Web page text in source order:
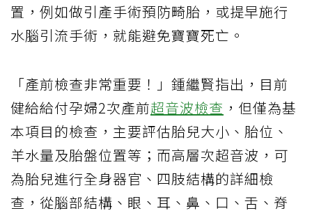
置，例如做引產手術預防畸胎，或提早施行
水腦引流手術，就能避免寶寶死亡。
「產前檢查非常重要！」鍾繼賢指出，目前
健給給付孕婦2次產前超音波檢查 ，但僅為基
本項目的檢查，主要評估胎兒大小、胎位、
羊水量及胎盤位置等；而高層次超音波，可
為胎兒進行全身器官、四肢結構的詳細檢
查，從腦部結構、眼、耳、鼻、口、舌、脊